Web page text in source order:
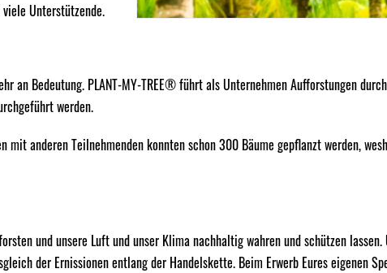
Unterstützende.
an Bedeutung. PLANT-MY-TREE® führt als Unternehmen Aufforstungen
werden.
anderen Teilnehmenden konnten schon 300 Bäume gepflanzt werden,
und unsere Luft und unser Klima nachhaltig wahren und schützen
der Ernissionen entlang der Handelskette. Beim Erwerb Eures eigenen